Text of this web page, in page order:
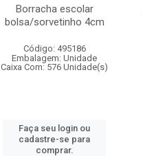
Borracha escolar
bolsa/sorvetinho 4cm
Código: 495186
Embalagem: Unidade
Caixa Com: 576 Unidade(s)
Faça seu login ou
cadastre-se para
comprar.